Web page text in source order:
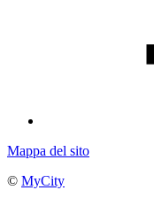
Mappa del sito
© MyCity